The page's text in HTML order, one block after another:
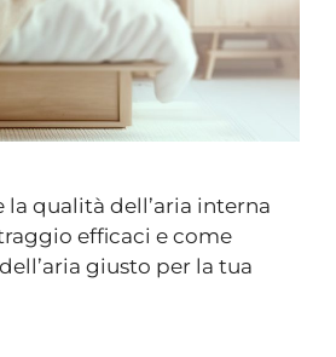
qualità dell’aria interna
efficaci e come
giusto per la tua